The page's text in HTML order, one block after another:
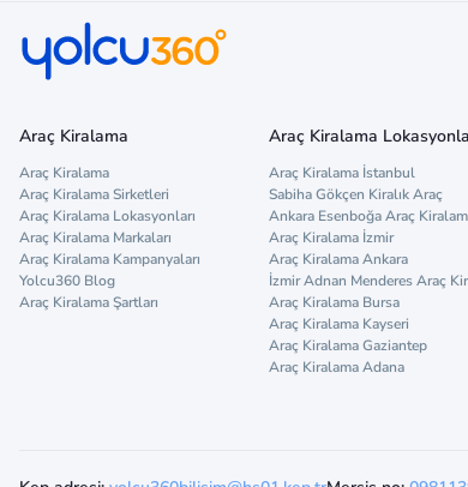
Araç Kiralama
Araç Kiralama
Araç Kiralama Sirketleri
Araç Kiralama Lokasyonları
Araç Kiralama Markaları
Araç Kiralama Kampanyaları
Yolcu360 Blog
Araç Kiralama Şartları
Araç Kiralama
Araç Kiralama İstanbul
Sabiha Gökçen Kiralık Araç
Ankara Esenboğa Araç
Araç Kiralama İzmir
Araç Kiralama Ankara
İzmir Adnan Menderes Araç
Araç Kiralama Bursa
Araç Kiralama Kayseri
Araç Kiralama Gaziantep
Araç Kiralama Adana